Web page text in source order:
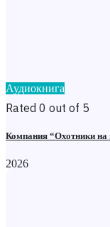
Аудиокнига
Rated 0 out of 5
Компания “Охотники на
2026